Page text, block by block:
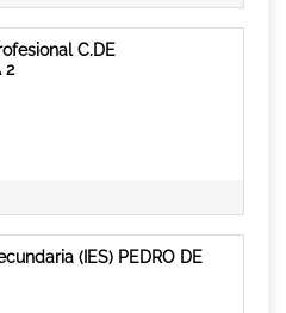
C.DE
2
(IES) PEDRO DE